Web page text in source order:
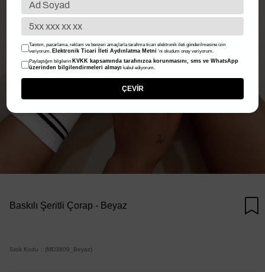
Baskılı Şeritli Çorap - Beyaz
Stok Kodu (MD3809_Beyaz)
Tanıtım, pazarlama, reklam ve benzeri amaçlarla tarafıma ticari elektronik ileti gönderilmesine izin
veriyorum. Elektronik Ticari İleti Aydınlatma Metni 'ni okudum onay veriyorum.
Paylaştığım bilgilerin KVKK kapsamında tarafınızca korunmasını, sms ve WhatsApp
üzerinden bilgilendirmeleri almayı kabul ediyorum.
ÇEVİR